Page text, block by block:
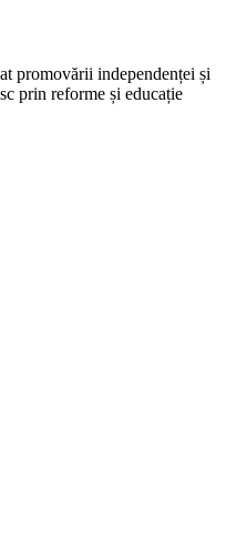
promovării independenței și
prin reforme și educație